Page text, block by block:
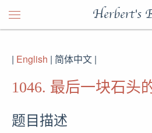
Herbert's
| English | 简体中文 |
1046. 最后一块石头
题目描述